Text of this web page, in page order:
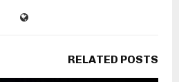
RELATED POSTS